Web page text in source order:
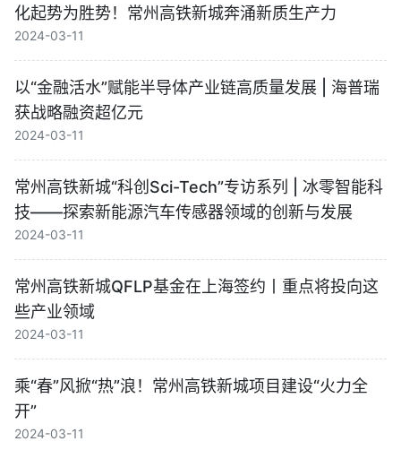
化起势为胜势！常州高铁新城奔涌新质生产力
2024-03-11
以“金融活水”赋能半导体产业链高质量发展 | 海普瑞
获战略融资超亿元
2024-03-11
常州高铁新城“科创Sci-Tech”专访系列 | 冰零智能科
技——探索新能源汽车传感器领域的创新与发展
2024-03-11
常州高铁新城QFLP基金在上海签约丨重点将投向这
些产业领域
2024-03-11
乘“春”风掀“热”浪！常州高铁新城项目建设“火力全
开”
2024-03-11